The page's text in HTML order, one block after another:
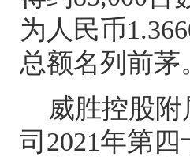
为人民币
总额名列前茅
威胜控股
司 2021年第四